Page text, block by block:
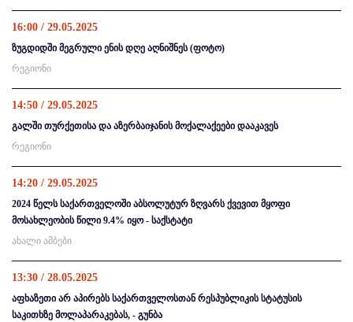
16:00 / 29.05.2025
ზუგდიდში მეგრული ენის დღე აღნიშნეს (ფოტო)
რეგიონი
14:50 / 29.05.2025
გალში თურქეთისა და აზერბაიჯანის მოქალაქეები დააკავეს
რეგიონი
14:20 / 29.05.2025
2024 წელს საქართველოში აბსოლუტურ ზღვარს ქვევით მყოფი
მოსახლეობის წილი 9.4% იყო - საქსტატი
ახალი ამბები
13:30 / 28.05.2025
აფხაზეთი არ აპირებს საქართველოსთან რესპუბლიკის სტატუსის
საკითხზე მოლაპარაკებას, - გუნბა